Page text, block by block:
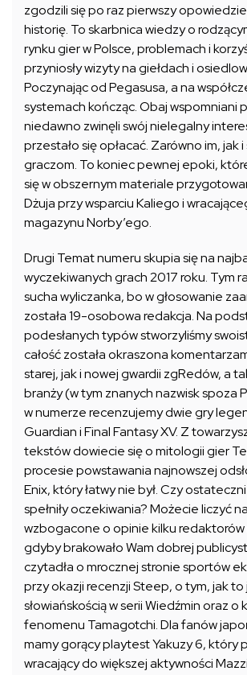
zgodzili się po raz pierwszy
historię. To skarbnica wiedzy o
rynku gier w Polsce, problemach i
przyniosły wizyty na giełdach i
Poczynając od Pegasusa, a na
systemach kończąc. Obaj wspomniani
niedawno zwinęli swój nielegalny
przestało się opłacać. Zarówno im, jak i
graczom. To koniec pewnej epoki,
się w obszernym materiale
Dżuja przy wsparciu Kaliego i
magazynu Norby’ego.
Drugi Temat numeru skupia się na
wyczekiwanych grach 2017 roku. Tym
sucha wyliczanka, bo w głosowanie
została 19-osobowa redakcja. Na
podesłanych typów stworzyliśmy
całość została okraszona
starej, jak i nowej gwardii zgRedów, a
branży (w tym znanych nazwisk spoza
w numerze recenzujemy dwie gry
Guardian i Final Fantasy XV. Z
tekstów dowiecie się o mitologii gier
procesie powstawania najnowszej
Enix, który łatwy nie był. Czy
spełniły oczekiwania? Możecie liczyć
wzbogacone o opinie kilku redaktorów
gdyby brakowało Wam dobrej
czytadła o mrocznej stronie sportów
przy okazji recenzji Steep, o tym, jak to
słowiańskością w serii Wiedźmin oraz o
fenomenu Tamagotchi. Dla fanów
mamy gorący playtest Yakuzy 6, który
wracający do większej aktywności